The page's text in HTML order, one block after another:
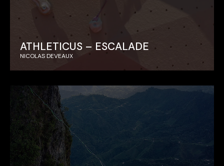
ATHLETICUS – ESCALADE
NICOLAS DEVEAUX